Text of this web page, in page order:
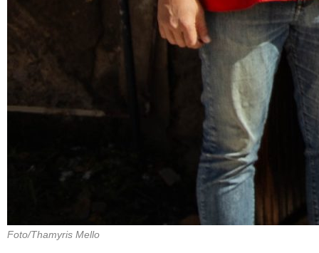
Foto/Thamyris Mello